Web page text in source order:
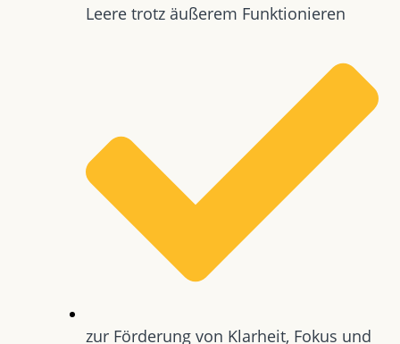
Leere trotz äußerem Funktionieren
zur Förderung von Klarheit, Fokus und